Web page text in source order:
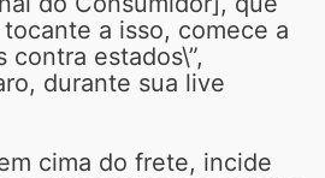
a isso, comece a
contra estados\”,
durante sua live
cima do frete, incide